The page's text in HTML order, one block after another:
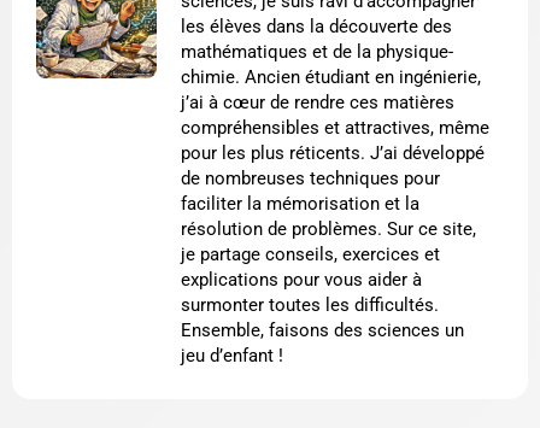
les élèves dans la découverte des
mathématiques et de la physique-
chimie. Ancien étudiant en ingénierie,
j’ai à cœur de rendre ces matières
compréhensibles et attractives, même
pour les plus réticents. J’ai développé
de nombreuses techniques pour
faciliter la mémorisation et la
résolution de problèmes. Sur ce site,
je partage conseils, exercices et
explications pour vous aider à
surmonter toutes les difficultés.
Ensemble, faisons des sciences un
jeu d’enfant !